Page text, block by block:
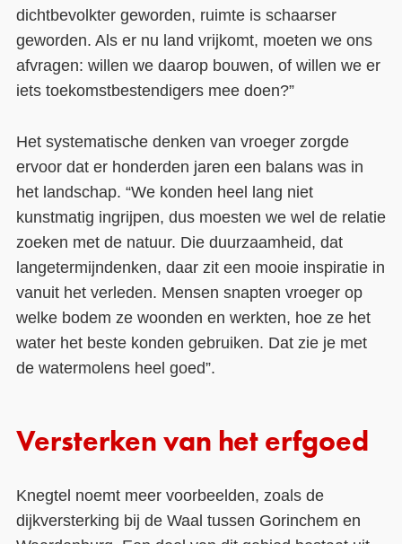
dichtbevolkter geworden, ruimte is schaarser
geworden. Als er nu land vrijkomt, moeten we ons
afvragen: willen we daarop bouwen, of willen we er
iets toekomstbestendigers mee doen?”
Het systematische denken van vroeger zorgde
ervoor dat er honderden jaren een balans was in
het landschap. “We konden heel lang niet
kunstmatig ingrijpen, dus moesten we wel de relatie
zoeken met de natuur. Die duurzaamheid, dat
langetermijndenken, daar zit een mooie inspiratie in
vanuit het verleden. Mensen snapten vroeger op
welke bodem ze woonden en werkten, hoe ze het
water het beste konden gebruiken. Dat zie je met
de watermolens heel goed”.
Versterken van het erfgoed
Knegtel noemt meer voorbeelden, zoals de
dijkversterking bij de Waal tussen Gorinchem en